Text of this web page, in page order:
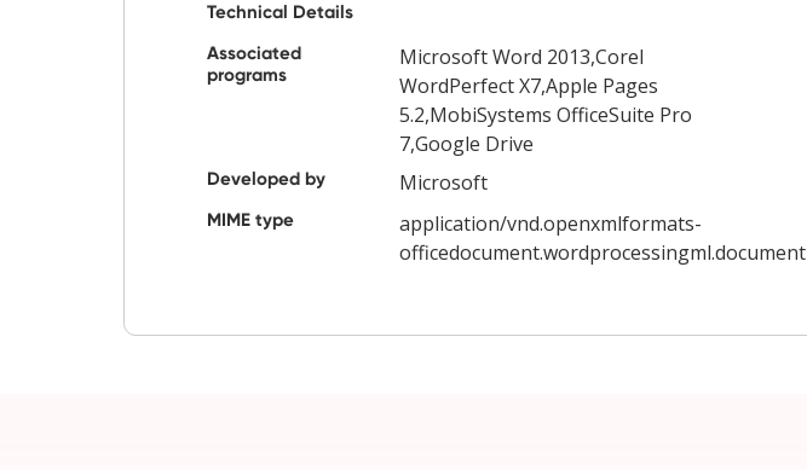
Technical Details
Associated
programs
Microsoft Word 2013,Corel
WordPerfect X7,Apple Pages
5.2,MobiSystems OfficeSuite Pro
7,Google Drive
Developed by Microsoft
MIME type
application/vnd.openxmlformats-
officedocument.wordprocessingml.document